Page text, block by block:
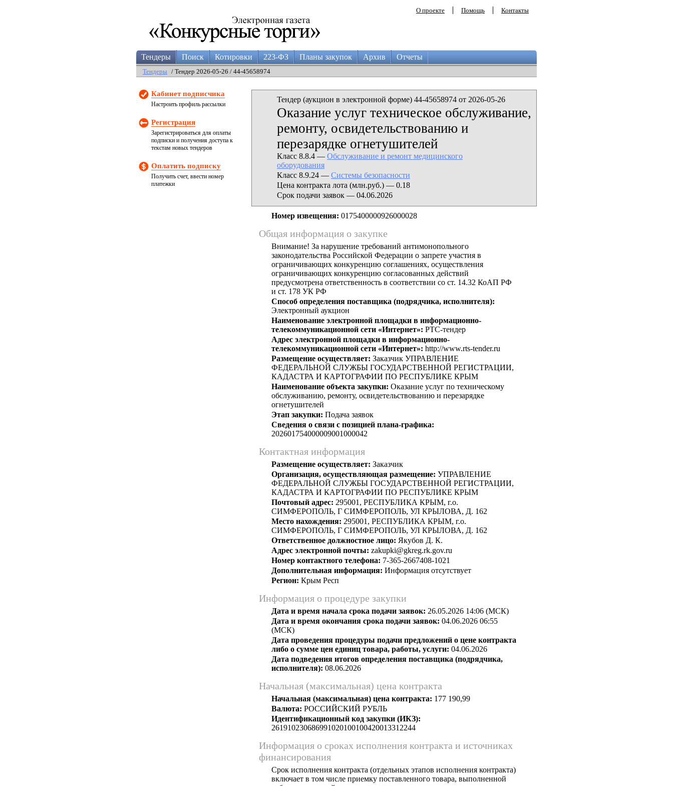
О проекте Помощь Контакты
Тендеры Поиск Котировки 223-ФЗ Планы закупок Архив Отчеты
Тендеры / Тендер 2026-05-26 / 44-45658974
Кабинет подписчика
Настроить профиль рассылки
Регистрация
Зарегистрироваться для оплаты
подписки и получения доступа к
текстам новых тендеров
Оплатить подписку
Получить счет, ввести номер
платежки
Тендер (аукцион в электронной форме) 44-45658974 от 2026-05-26
Оказание услуг техническое обслуживание,
ремонту, освидетельствованию и
перезарядке огнетушителей
Класс 8.8.4 — Обслуживание и ремонт медицинского
оборудования
Класс 8.9.24 — Системы безопасности
Цена контракта лота (млн.руб.) — 0.18
Срок подачи заявок — 04.06.2026
Номер извещения: 0175400000926000028
Общая информация о закупке
Внимание! За нарушение требований антимонопольного
законодательства Российской Федерации о запрете участия в
ограничивающих конкуренцию соглашениях, осуществления
ограничивающих конкуренцию согласованных действий
предусмотрена ответственность в соответствии со ст. 14.32 КоАП РФ
и ст. 178 УК РФ
Способ определения поставщика (подрядчика, исполнителя):
Электронный аукцион
Наименование электронной площадки в информационно-
телекоммуникационной сети «Интернет»: РТС-тендер
Адрес электронной площадки в информационно-
телекоммуникационной сети «Интернет»: http://www.rts-tender.ru
Размещение осуществляет: Заказчик УПРАВЛЕНИЕ
ФЕДЕРАЛЬНОЙ СЛУЖБЫ ГОСУДАРСТВЕННОЙ РЕГИСТРАЦИИ,
КАДАСТРА И КАРТОГРАФИИ ПО РЕСПУБЛИКЕ КРЫМ
Наименование объекта закупки: Оказание услуг по техническому
обслуживанию, ремонту, освидетельствованию и перезарядке
огнетушителей
Этап закупки: Подача заявок
Сведения о связи с позицией плана-графика:
202601754000009001000042
Контактная информация
Размещение осуществляет: Заказчик
Организация, осуществляющая размещение: УПРАВЛЕНИЕ
ФЕДЕРАЛЬНОЙ СЛУЖБЫ ГОСУДАРСТВЕННОЙ РЕГИСТРАЦИИ,
КАДАСТРА И КАРТОГРАФИИ ПО РЕСПУБЛИКЕ КРЫМ
Почтовый адрес: 295001, РЕСПУБЛИКА КРЫМ, г.о.
СИМФЕРОПОЛЬ, Г СИМФЕРОПОЛЬ, УЛ КРЫЛОВА, Д. 162
Место нахождения: 295001, РЕСПУБЛИКА КРЫМ, г.о.
СИМФЕРОПОЛЬ, Г СИМФЕРОПОЛЬ, УЛ КРЫЛОВА, Д. 162
Ответственное должностное лицо: Якубов Д. К.
Адрес электронной почты: zakupki@gkreg.rk.gov.ru
Номер контактного телефона: 7-365-2667408-1021
Дополнительная информация: Информация отсутствует
Регион: Крым Респ
Информация о процедуре закупки
Дата и время начала срока подачи заявок: 26.05.2026 14:06 (МСК)
Дата и время окончания срока подачи заявок: 04.06.2026 06:55
(МСК)
Дата проведения процедуры подачи предложений о цене контракта
либо о сумме цен единиц товара, работы, услуги: 04.06.2026
Дата подведения итогов определения поставщика (подрядчика,
исполнителя): 08.06.2026
Начальная (максимальная) цена контракта
Начальная (максимальная) цена контракта: 177 190,99
Валюта: РОССИЙСКИЙ РУБЛЬ
Идентификационный код закупки (ИКЗ):
261910230686991020100100420013312244
Информация о сроках исполнения контракта и источниках
финансирования
Срок исполнения контракта (отдельных этапов исполнения контракта)
включает в том числе приемку поставленного товара, выполненной